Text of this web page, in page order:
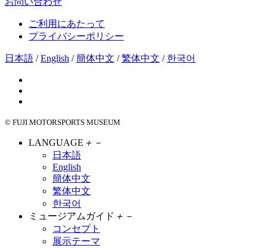
ご利用にあたって
プライバシーポリシー
日本語 /English /簡体中文 /繁体中文 / 한국어
© FUJI MOTORSPORTS MUSEUM
LANGUAGE ＋ －
日本語
English
簡体中文
繁体中文
한국어
ミュージアムガイド ＋ －
コンセプト
展示テーマ